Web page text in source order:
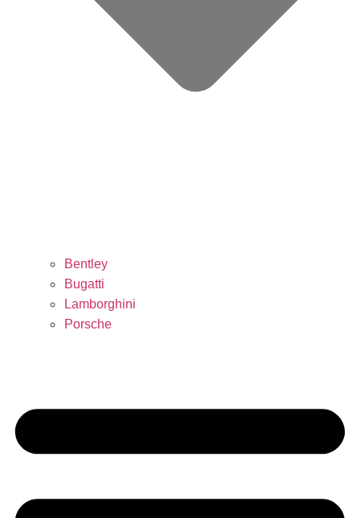
Bentley
Bugatti
Lamborghini
Porsche